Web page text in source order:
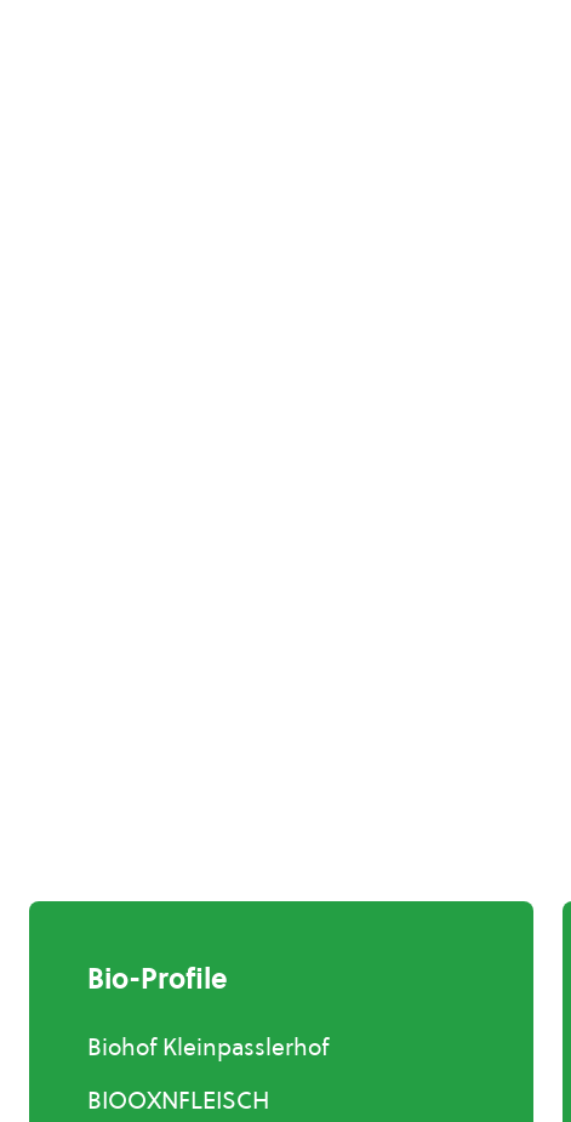
Bio-Profile
Biohof Kleinpasslerhof
BIOOXNFLEISCH